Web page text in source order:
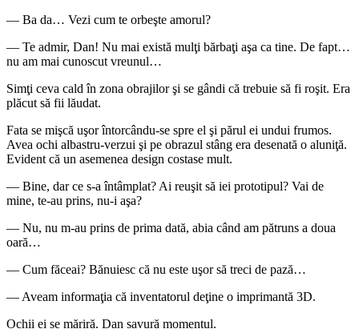
― Ba da… Vezi cum te orbeşte amorul?
― Te admir, Dan! Nu mai există mulţi bărbaţi aşa ca tine. De fapt…
nu am mai cunoscut vreunul…
Simţi ceva cald în zona obrajilor şi se gândi că trebuie să fi roşit. Era
plăcut să fii lăudat.
Fata se mişcă uşor întorcându-se spre el şi părul ei undui frumos.
Avea ochi albastru-verzui şi pe obrazul stâng era desenată o aluniţă.
Evident că un asemenea design costase mult.
― Bine, dar ce s-a întâmplat? Ai reuşit să iei prototipul? Vai de
mine, te-au prins, nu-i aşa?
― Nu, nu m-au prins de prima dată, abia când am pătruns a doua
oară…
― Cum făceai? Bănuiesc că nu este uşor să treci de pază…
― Aveam informaţia că inventatorul deţine o imprimantă 3D.
Ochii ei se măriră. Dan savură momentul.